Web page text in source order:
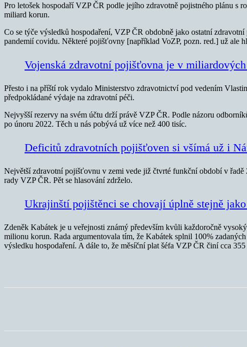
Pro letošek hospodaří VZP ČR podle jejího zdravotně pojistného plánu s
miliard korun.
Co se týče výsledků hospodaření, VZP ČR obdobně jako ostatní
pandemií covidu. Některé pojišťovny [například VoZP, pozn. red.] už ale
Vojenská zdravotní pojišťovna je v
Přesto i na příští rok vydalo Ministerstvo zdravotnictví pod vedením
předpokládané výdaje na zdravotní péči.
Nejvyšší rezervy na svém účtu drží právě VZP ČR. Podle názoru
po únoru 2022. Těch u nás pobývá už více než 400 tisíc.
Deficitů zdravotních pojišťoven si všímá už i
Největší zdravotní pojišťovnu v zemi vede již čtvrté funkční období v
rady VZP ČR. Pět se hlasování zdrželo.
Ukrajinští pojištěnci se chovají úplně stejně
Zdeněk Kabátek je u veřejnosti známý především kvůli každoročně
milionu korun. Rada argumentovala tím, že Kabátek splnil 100%
výsledku hospodaření. A dále to, že měsíční plat šéfa VZP ČR činí cca